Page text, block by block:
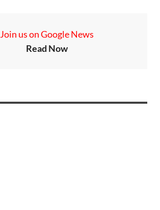
Join us on Google News
Read Now